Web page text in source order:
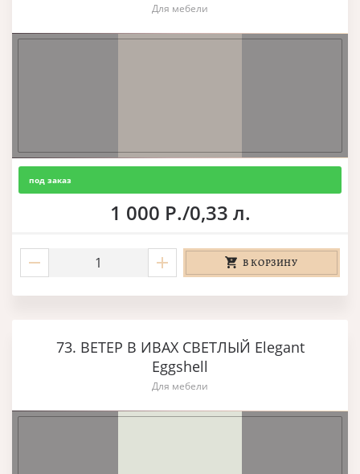
Для мебели
под заказ
1 000 Р./0,33 л.
В КОРЗИНУ
73. ВЕТЕР В ИВАХ СВЕТЛЫЙ Elegant
Eggshell
Для мебели